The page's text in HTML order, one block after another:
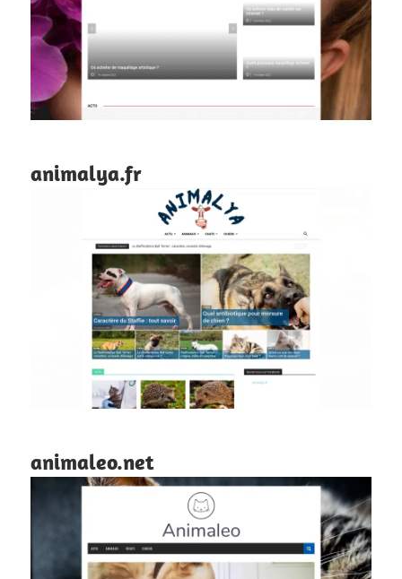
animalya.fr
animaleo.net